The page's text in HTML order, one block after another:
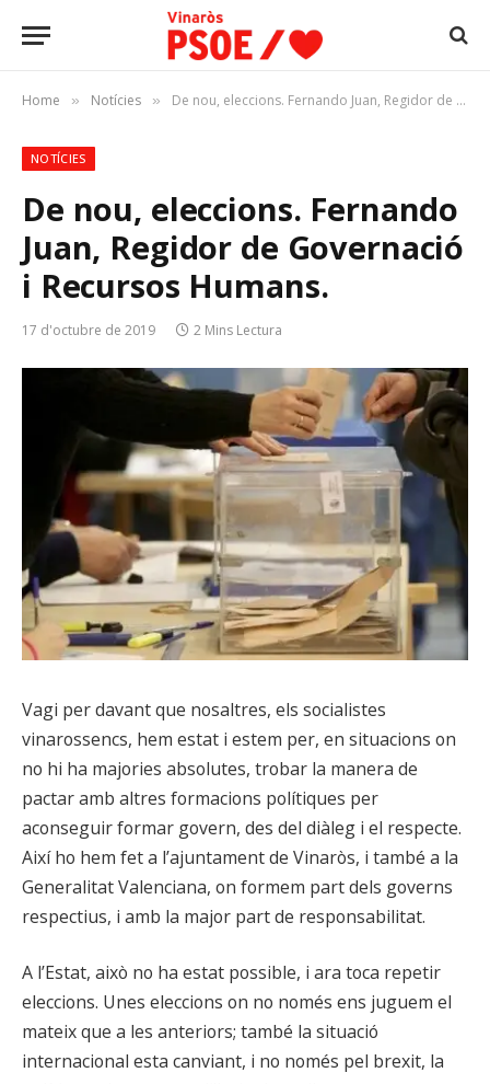
Home » Notícies » De nou, eleccions. Fernando Juan, Regidor de Governació i Recursos Humans.
NOTÍCIES
De nou, eleccions. Fernando
Juan, Regidor de Governació
i Recursos Humans.
17 d'octubre de 2019 2 Mins Lectura
Vagi per davant que nosaltres, els socialistes
vinarossencs, hem estat i estem per, en situacions on
no hi ha majories absolutes, trobar la manera de
pactar amb altres formacions polítiques per
aconseguir formar govern, des del diàleg i el respecte.
Així ho hem fet a l’ajuntament de Vinaròs, i també a la
Generalitat Valenciana, on formem part dels governs
respectius, i amb la major part de responsabilitat.
A l’Estat, això no ha estat possible, i ara toca repetir
eleccions. Unes eleccions on no només ens juguem el
mateix que a les anteriors; també la situació
internacional esta canviant, i no només pel brexit, la